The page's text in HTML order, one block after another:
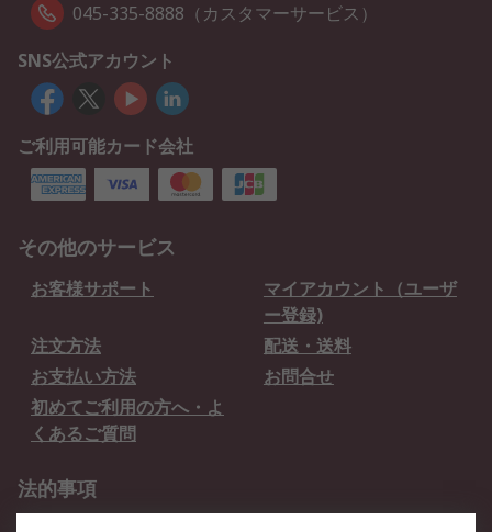
045-335-8888（カスタマーサービス）
SNS公式アカウント
ご利用可能カード会社
その他のサービス
お客様サポート
マイアカウント（ユーザ
ー登録)
注文方法
配送・送料
お支払い方法
お問合せ
初めてご利用の方へ・よ
くあるご質問
法的事項